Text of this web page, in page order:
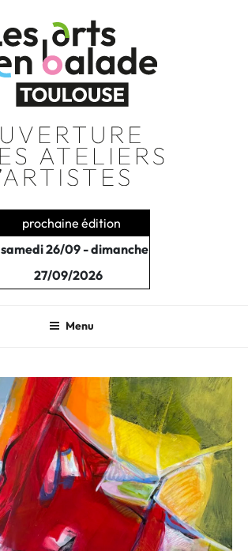
prochaine édition
samedi 26/09 - dimanche
27/09/2026
Menu